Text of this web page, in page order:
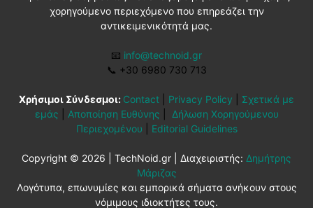
χορηγούμενο περιεχόμενο που επηρεάζει την
αντικειμενικότητά μας.
📧 info@technoid.gr
📞 +30 6980 730 713
Χρήσιμοι Σύνδεσμοι: Contact Privacy Policy
Σχετικά με
εμάς
Αποποίηση Ευθύνης
Δήλωση Χορηγούμενου
Περιεχομένου
Editorial Guidelines
Copyright © 2026 | TechNoid.gr | Διαχειριστής: Δημήτρης
Μάριζας
Λογότυπα, επωνυμίες και εμπορικά σήματα ανήκουν στους
νόμιμους ιδιοκτήτες τους.